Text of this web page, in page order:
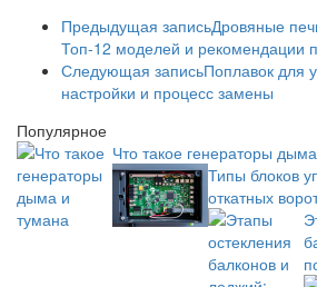
Предыдущая записьДровяные
Топ-12 моделей и рекомендации
Следующая записьПоплавок для
настройки и процесс замены
Популярное
Что такое генераторы
Типы блоков
откатных